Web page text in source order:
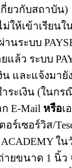
กี่ยวกับสถาบัน)
ให้เข้าเรียน
านระบบ
ยแล้ว ระบบ
น และแจ้งมา
ระเงิน (ในก
กE-Mail หรือเ
อร์เซอร์วิส/
ACADEMYใน
ายขนาด 1 นิ้